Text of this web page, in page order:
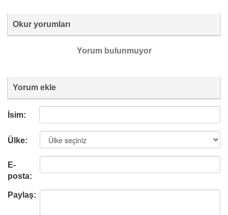
Okur yorumları
Yorum bulunmuyor
Yorum ekle
İsim:
Ülke:
E-
posta:
Paylaş: